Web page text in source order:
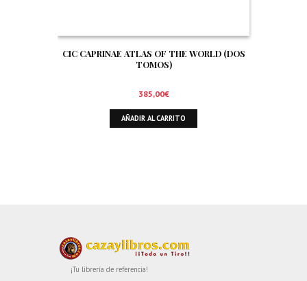
CIC CAPRINAE ATLAS OF THE WORLD (DOS
TOMOS)
385,00€
AÑADIR AL CARRITO
¡Tu librería de referencia!